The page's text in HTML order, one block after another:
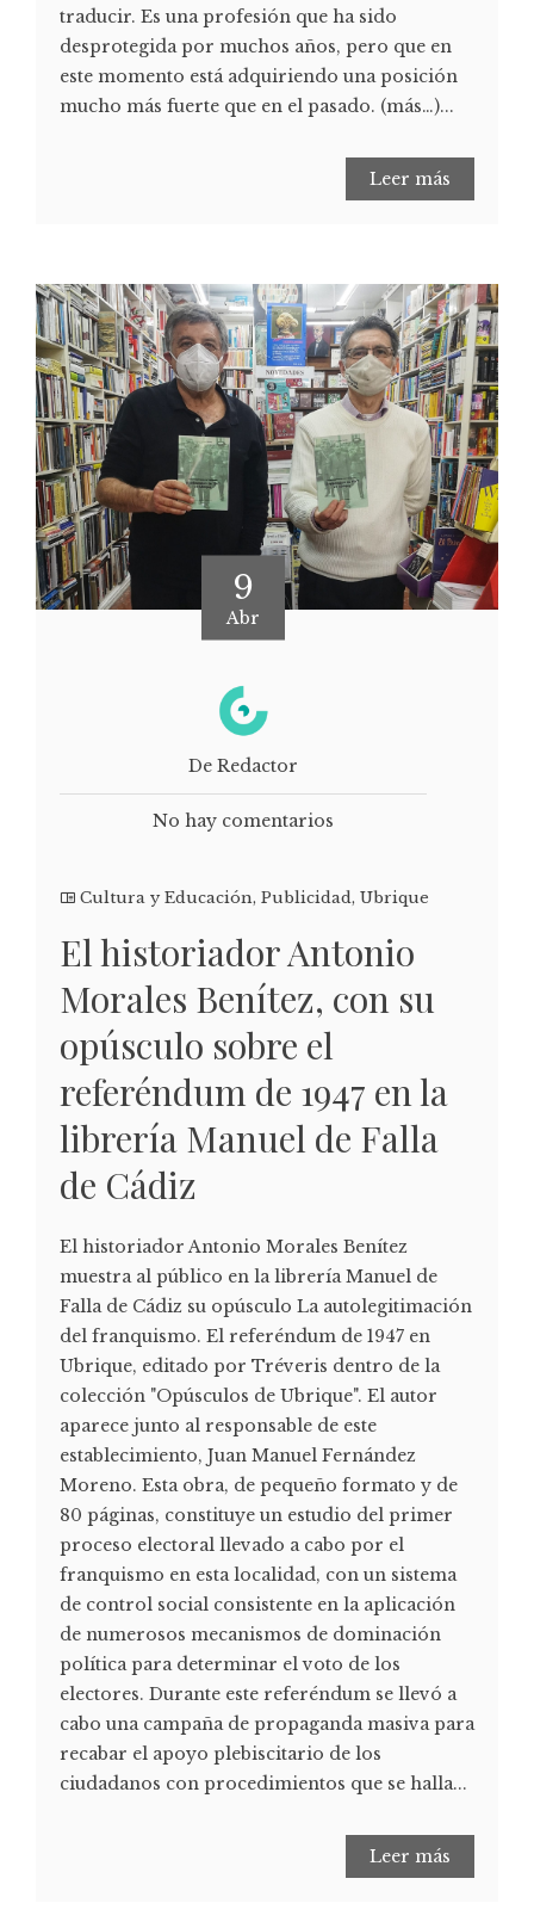
traducir. Es una profesión que ha sido
desprotegida por muchos años, pero que en
este momento está adquiriendo una posición
mucho más fuerte que en el pasado. (más…)...
Leer más
9
Abr
De Redactor
No hay comentarios
Cultura y Educación, Publicidad, Ubrique
El historiador Antonio
Morales Benítez, con su
opúsculo sobre el
referéndum de 1947 en la
librería Manuel de Falla
de Cádiz
El historiador Antonio Morales Benítez
muestra al público en la librería Manuel de
Falla de Cádiz su opúsculo La autolegitimación
del franquismo. El referéndum de 1947 en
Ubrique, editado por Tréveris dentro de la
colección "Opúsculos de Ubrique". El autor
aparece junto al responsable de este
establecimiento, Juan Manuel Fernández
Moreno. Esta obra, de pequeño formato y de
80 páginas, constituye un estudio del primer
proceso electoral llevado a cabo por el
franquismo en esta localidad, con un sistema
de control social consistente en la aplicación
de numerosos mecanismos de dominación
política para determinar el voto de los
electores. Durante este referéndum se llevó a
cabo una campaña de propaganda masiva para
recabar el apoyo plebiscitario de los
ciudadanos con procedimientos que se halla...
Leer más